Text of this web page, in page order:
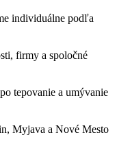
individuálne podľa
firmy a spoločné
tepovanie a umývanie
Myjava a Nové Mesto